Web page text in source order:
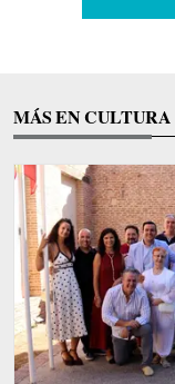
MÁS EN CULTURA